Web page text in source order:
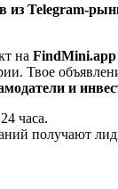
из Telegram-
на FindMini.app
Твое
и
часа.
получают